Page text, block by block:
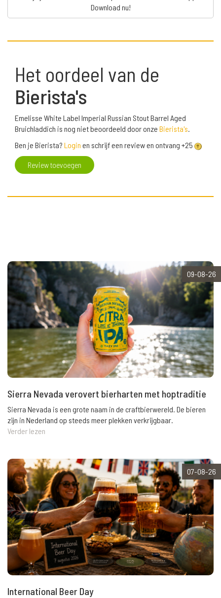
Download nu!
Het oordeel van de
Bierista's
Emelisse White Label Imperial Russian Stout Barrel Aged
Bruichladdich is nog niet beoordeeld door onze Bierista's.
Ben je Bierista? Login en schrijf een review en ontvang +25
Review toevoegen
09-08-26
Sierra Nevada verovert bierharten met hoptraditie
Sierra Nevada is een grote naam in de craftbierwereld. De bieren
zijn in Nederland op steeds meer plekken verkrijgbaar.
Verder lezen
07-08-26
International Beer Day